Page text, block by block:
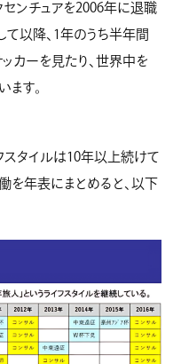
ンチュアを2006年に退職
て以降、1年のうち半年間
カーを見たり、世界中を
ます。
スタイルは10年以上続けて
を年表にまとめると、以下